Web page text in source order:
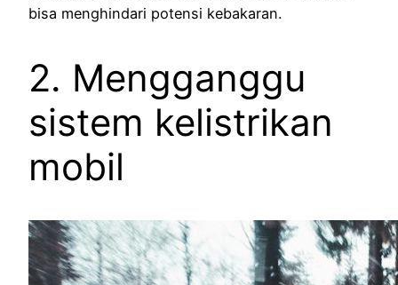
bisa menghindari potensi kebakaran.
2. Mengganggu
sistem kelistrikan
mobil